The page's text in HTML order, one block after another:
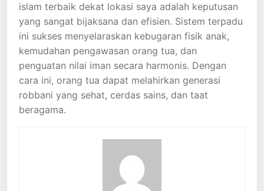
islam terbaik dekat lokasi saya adalah keputusan
yang sangat bijaksana dan efisien. Sistem terpadu
ini sukses menyelaraskan kebugaran fisik anak,
kemudahan pengawasan orang tua, dan
penguatan nilai iman secara harmonis. Dengan
cara ini, orang tua dapat melahirkan generasi
robbani yang sehat, cerdas sains, dan taat
beragama.